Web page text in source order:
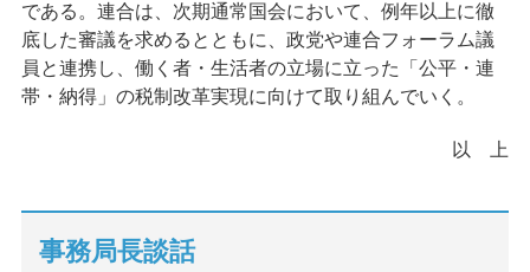
である。連合は、次期通常国会において、例年以上に徹
底した審議を求めるとともに、政党や連合フォーラム議
員と連携し、働く者・生活者の立場に立った「公平・連
帯・納得」の税制改革実現に向けて取り組んでいく。
以 上
事務局長談話